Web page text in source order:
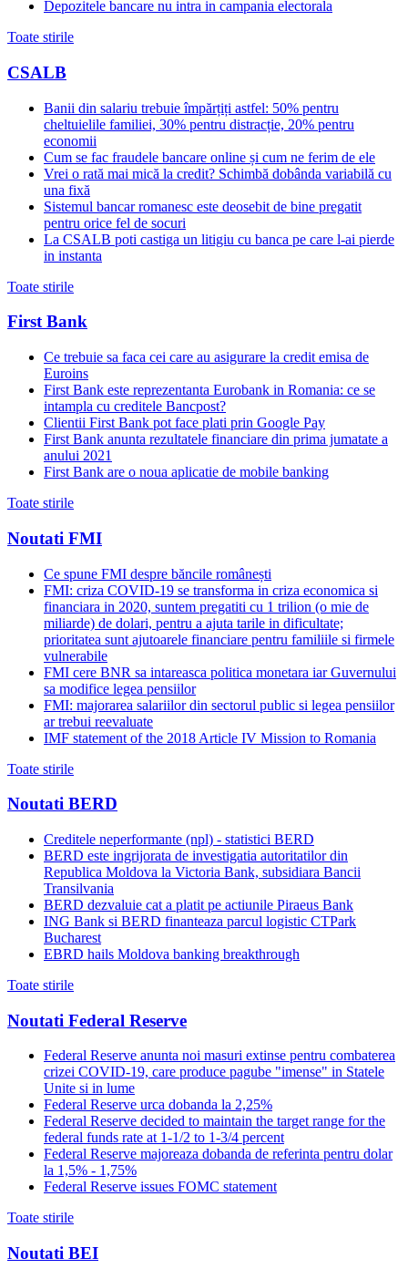
Depozitele bancare nu intra in campania electorala
Toate stirile
CSALB
Banii din salariu trebuie împărțiți astfel: 50% pentru
cheltuielile familiei, 30% pentru distracție, 20% pentru
economii
Cum se fac fraudele bancare online și cum ne ferim de ele
Vrei o rată mai mică la credit? Schimbă dobânda variabilă cu
una fixă
Sistemul bancar romanesc este deosebit de bine pregatit
pentru orice fel de socuri
La CSALB poti castiga un litigiu cu banca pe care l-ai pierde
in instanta
Toate stirile
First Bank
Ce trebuie sa faca cei care au asigurare la credit emisa de
Euroins
First Bank este reprezentanta Eurobank in Romania: ce se
intampla cu creditele Bancpost?
Clientii First Bank pot face plati prin Google Pay
First Bank anunta rezultatele financiare din prima jumatate a
anului 2021
First Bank are o noua aplicatie de mobile banking
Toate stirile
Noutati FMI
Ce spune FMI despre băncile românești
FMI: criza COVID-19 se transforma in criza economica si
financiara in 2020, suntem pregatiti cu 1 trilion (o mie de
miliarde) de dolari, pentru a ajuta tarile in dificultate;
prioritatea sunt ajutoarele financiare pentru familiile si firmele
vulnerabile
FMI cere BNR sa intareasca politica monetara iar Guvernului
sa modifice legea pensiilor
FMI: majorarea salariilor din sectorul public si legea pensiilor
ar trebui reevaluate
IMF statement of the 2018 Article IV Mission to Romania
Toate stirile
Noutati BERD
Creditele neperformante (npl) - statistici BERD
BERD este ingrijorata de investigatia autoritatilor din
Republica Moldova la Victoria Bank, subsidiara Bancii
Transilvania
BERD dezvaluie cat a platit pe actiunile Piraeus Bank
ING Bank si BERD finanteaza parcul logistic CTPark
Bucharest
EBRD hails Moldova banking breakthrough
Toate stirile
Noutati Federal Reserve
Federal Reserve anunta noi masuri extinse pentru combaterea
crizei COVID-19, care produce pagube "imense" in Statele
Unite si in lume
Federal Reserve urca dobanda la 2,25%
Federal Reserve decided to maintain the target range for the
federal funds rate at 1-1/2 to 1-3/4 percent
Federal Reserve majoreaza dobanda de referinta pentru dolar
la 1,5% - 1,75%
Federal Reserve issues FOMC statement
Toate stirile
Noutati BEI